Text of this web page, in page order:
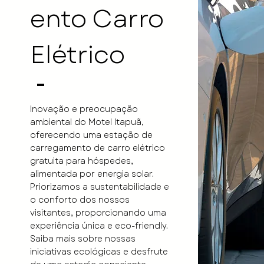
ento Carro
Elétrico
Inovação e preocupação
ambiental do Motel Itapuã,
oferecendo uma estação de
carregamento de carro elétrico
gratuita para hóspedes,
alimentada por energia solar.
Priorizamos a sustentabilidade e
o conforto dos nossos
visitantes, proporcionando uma
experiência única e eco-friendly.
Saiba mais sobre nossas
iniciativas ecológicas e desfrute